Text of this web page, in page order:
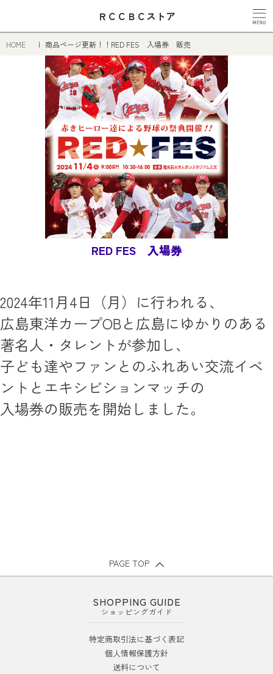
ＲＣＣＢＣストア
HOME 商品ページ更新！！RED FES 入場券 販売
RED FES 入場券
2024年11月4日（月）に行われる、
広島東洋カープOBと広島にゆかりのある
著名人・タレントが参加し、
子ども達やファンとのふれあい交流イベ
ントとエキシビションマッチの
入場券の販売を開始しました。
PAGE TOP
SHOPPING GUIDE
ショッピングガイド
特定商取引法に基づく表記
個人情報保護方針
送料について